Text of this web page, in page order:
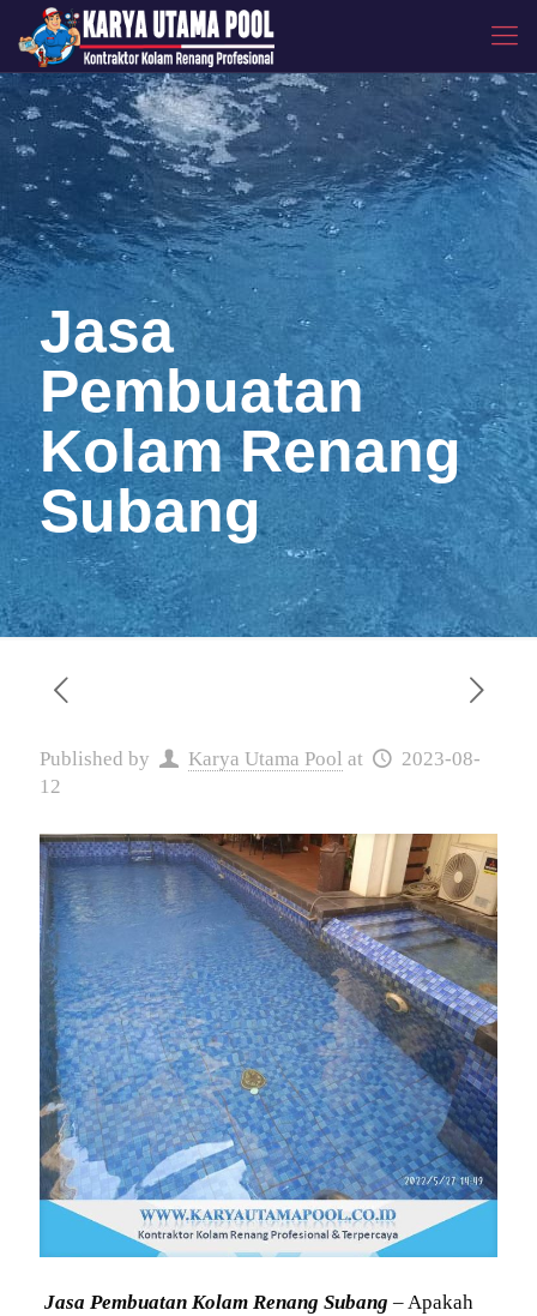
Jasa
Pembuatan
Kolam Renang
Subang
Published by Karya Utama Pool at
2023-08-
12
Jasa Pembuatan Kolam Renang Subang – Apakah